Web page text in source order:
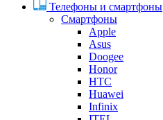
Телефоны и смартфоны
Смартфоны
Apple
Asus
Doogee
Honor
HTC
Huawei
Infinix